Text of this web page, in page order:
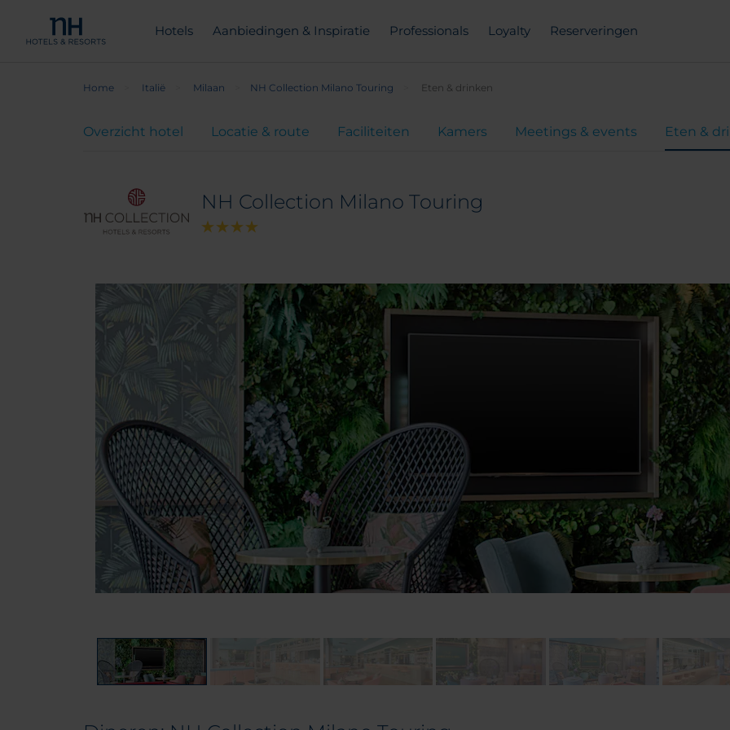
Hotels Aanbiedingen & Inspiratie Professionals Loyalty Reserveringen
Home Italië Milaan NH Collection Milano Touring Eten & drinken
Overzicht hotel Locatie & route Faciliteiten Kamers Meetings & events Eten &
NH Collection Milano Touring